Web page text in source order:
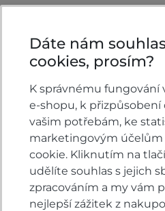
Zeptejte se.
ZEPTAT SE V DISKUSI
Hodnocení
Přidejte vlastní
tak dalším nakupujícím.
Hodnoťte.
Dáte nám
cookies, prosím?
K správnému fungování
e-shopu, k přizpůsobení
vašim potřebám, ke
marketingovým účelům
cookie. Kliknutím na
udělíte souhlas s jejich
zpracováním a my vám
nejlepší zážitek z